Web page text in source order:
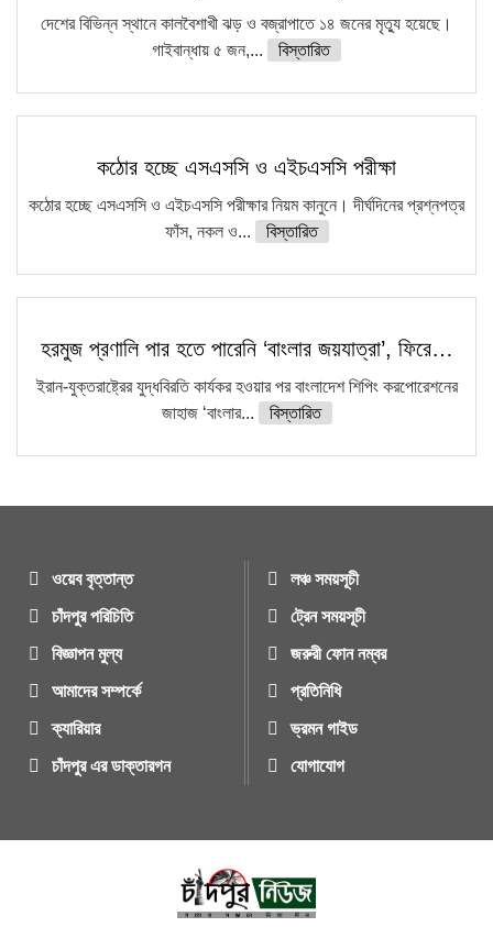
দেশের বিভিন্ন স্থানে কালবৈশাখী ঝড় ও বজ্রাপাতে ১৪ জনের মৃত্যু হয়েছে।
গাইবান্ধায় ৫ জন,...
বিস্তারিত
কঠোর হচ্ছে এসএসসি ও এইচএসসি পরীক্ষা
কঠোর হচ্ছে এসএসসি ও এইচএসসি পরীক্ষার নিয়ম কানুনে। দীর্ঘদিনের প্রশ্নপত্র
ফাঁস, নকল ও...
বিস্তারিত
হরমুজ প্রণালি পার হতে পারেনি ‘বাংলার জয়যাত্রা’, ফিরে…
ইরান-যুক্তরাষ্ট্রের যুদ্ধবিরতি কার্যকর হওয়ার পর বাংলাদেশ শিপিং করপোরেশনের
জাহাজ ‘বাংলার...
বিস্তারিত
ওয়েব বৃত্তান্ত
চাঁদপুর পরিচিতি
বিজ্ঞাপন মুল্য
আমাদের সম্পর্কে
ক্যারিয়ার
চাঁদপুর এর ডাক্তারগন
লঞ্চ সময়সূচী
ট্রেন সময়সূচী
জরুরী ফোন নম্বর
প্রতিনিধি
ভ্রমন গাইড
যোগাযোগ